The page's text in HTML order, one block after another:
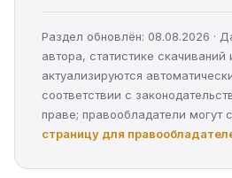
Раздел обновлён: 08.08.2026 ·
автора, статистике скачиваний
актуализируются
соответствии с
праве; правообладатели могут
страницу для